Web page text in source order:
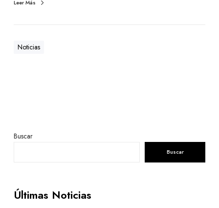
Leer Más
Noticias
Buscar
Buscar
Últimas Noticias